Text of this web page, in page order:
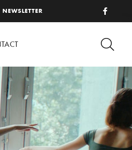
NEWSLETTER